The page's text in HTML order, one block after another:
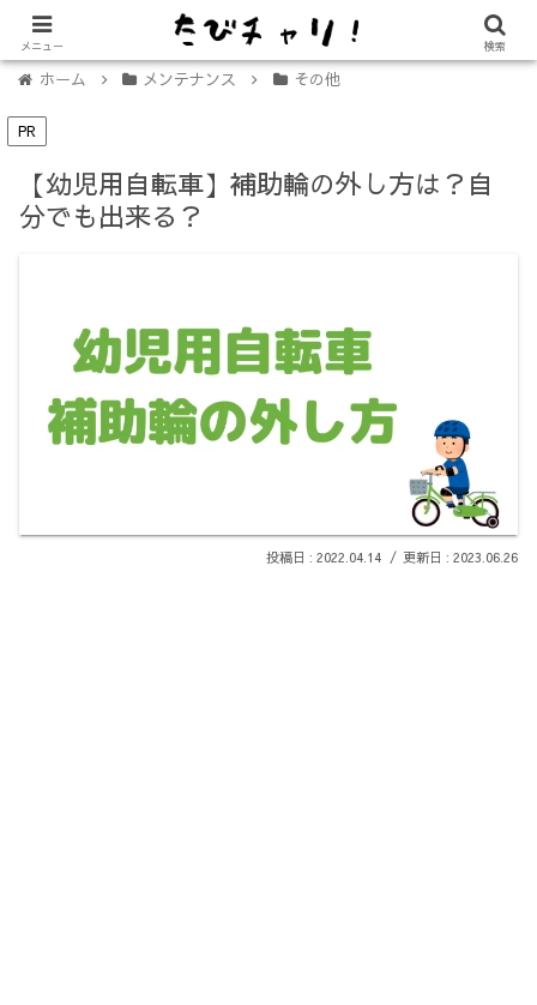
【免許不要に！】電動キックボード「LUUP（ループ）」の始め方
ホーム メンテナンス その他
PR
【幼児用自転車】補助輪の外し方は？自
分でも出来る？
2022.04.14 2023.06.26
メニュー 検索